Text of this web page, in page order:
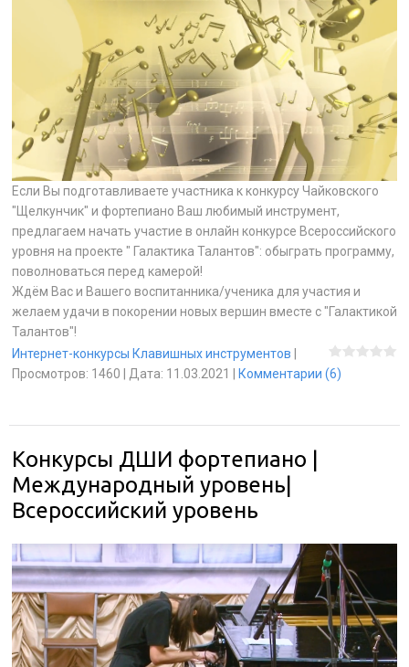
Если Вы подготавливаете участника к конкурсу Чайковского
"Щелкунчик" и фортепиано Ваш любимый инструмент,
предлагаем начать участие в онлайн конкурсе Всероссийского
уровня на проекте " Галактика Талантов": обыграть программу,
поволноваться перед камерой!
Ждём Вас и Вашего воспитанника/ученика для участия и
желаем удачи в покорении новых вершин вместе с "Галактикой
Талантов"!
Интернет-конкурсы Клавишных инструментов
Просмотров: 1460 Дата: 11.03.2021 Комментарии (6)
Конкурсы ДШИ фортепиано |
Международный уровень|
Всероссийский уровень